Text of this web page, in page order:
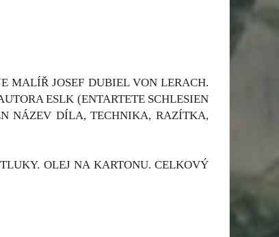
MALÍŘ JOSEF DUBIEL VON LERACH.
ESLK (ENTARTETE SCHLESIEN
NÁZEV DÍLA, TECHNIKA, RAZÍTKA,
OLEJ NA KARTONU. CELKOVÝ